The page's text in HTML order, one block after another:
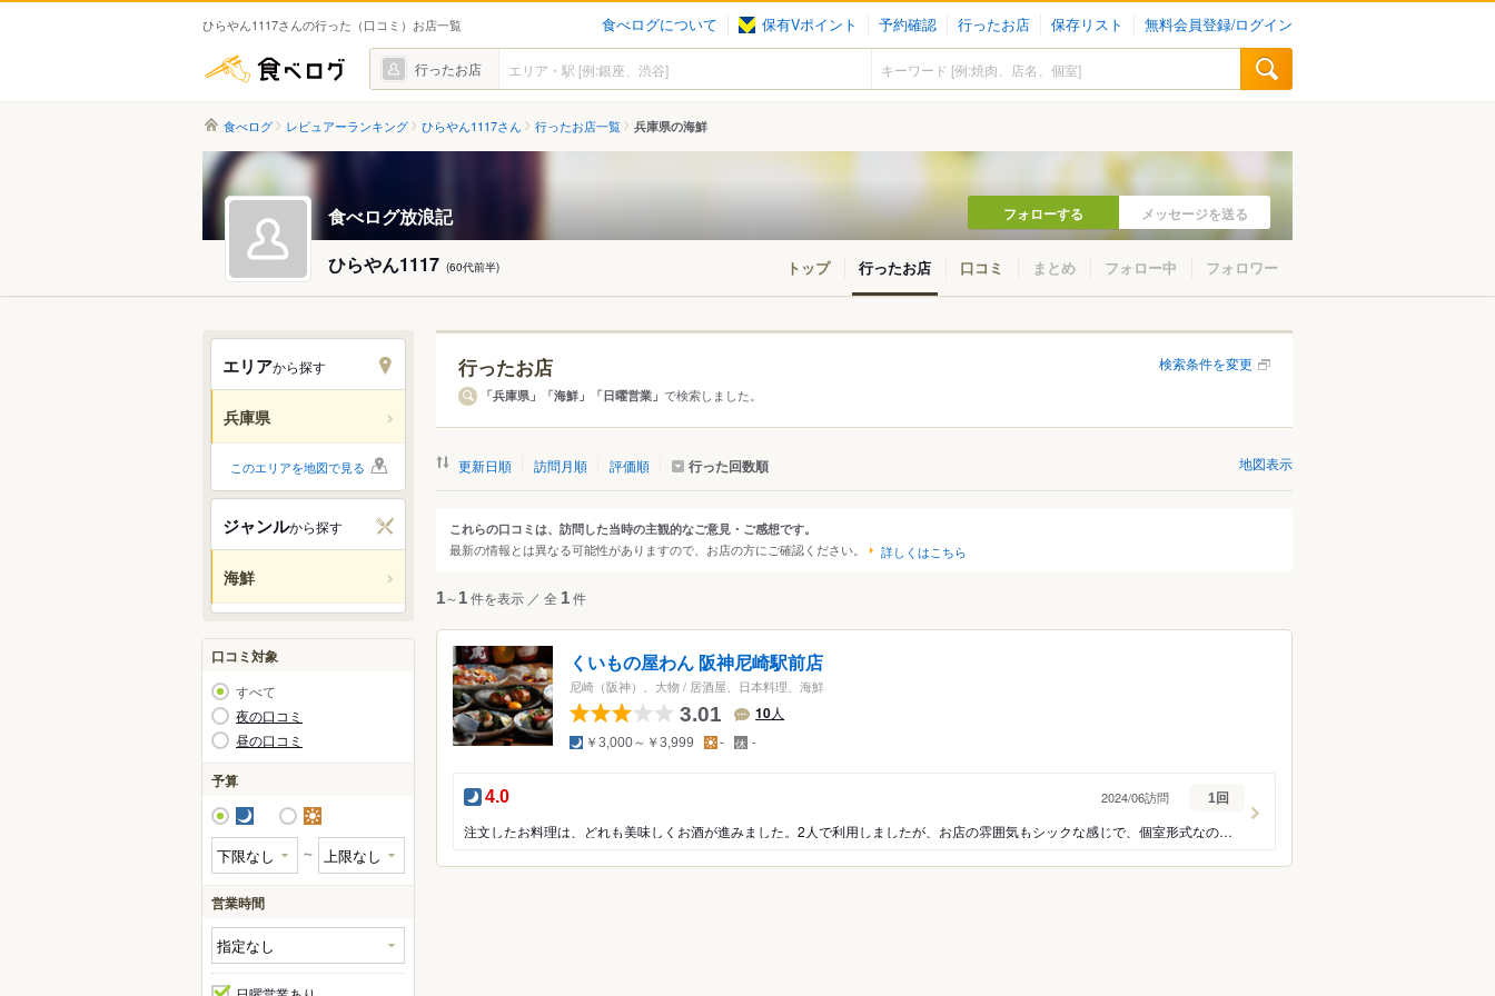
ひらやん1117さんの行った（口コミ）お店一覧 食べログについて 保有Vポイント 予約確認 行ったお店 保存リスト 無料会員登録/ログイン
食べログ 行ったお店
食べログ レビュアーランキング ひらやん1117さん 行ったお店一覧 兵庫県の海鮮
食べログ放浪記 フォローする メッセージを送る
ひらやん1117 (60代前半) トップ 行ったお店 口コミ まとめ フォロー中 フォロワー
エリアから探す
兵庫県
エリアから探す
神戸市
宝塚・西宮・尼崎
明石・東播磨・北播磨
淡路島
丹波篠山
城崎・山陰海岸・但馬山地
このエリアを地図で見る
ジャンルから探す
海鮮
ジャンルから探す
すべて レストラン
海鮮
ふぐ
かに
すっぽん
あんこう
かき
口コミ対象
すべて
夜の口コミ
昼の口コミ
予算
夜 昼
～
営業時間
行ったお店 検索条件を変更
「兵庫県」「海鮮」「日曜営業」で検索しました。
更新日順 訪問月順 評価順 行った回数順 地図表示
これらの口コミは、訪問した当時の主観的なご意見・ご感想です。
最新の情報とは異なる可能性がありますので、お店の方にご確認ください。 詳しくはこちら
1～1件を表示 ／ 全 1件
くいもの屋わん 阪神尼崎駅前店
尼崎（阪神）、大物 / 居酒屋、日本料理、海鮮
3.01 10人
夜 ￥3,000～￥3,999 昼- 定
休
日
-
夜の点数：
4.0
注文したお料理は、どれも美味しくお酒が進みました。2人で利用しましたが、お店の雰囲気もシックな感じで、個室形式なのでプライベートな話しもしやすいように思いました。あと喫煙可も有り難い所でした。少々単価高めかなぁと思いますが、また利用したいです。
2024/06訪問 1回